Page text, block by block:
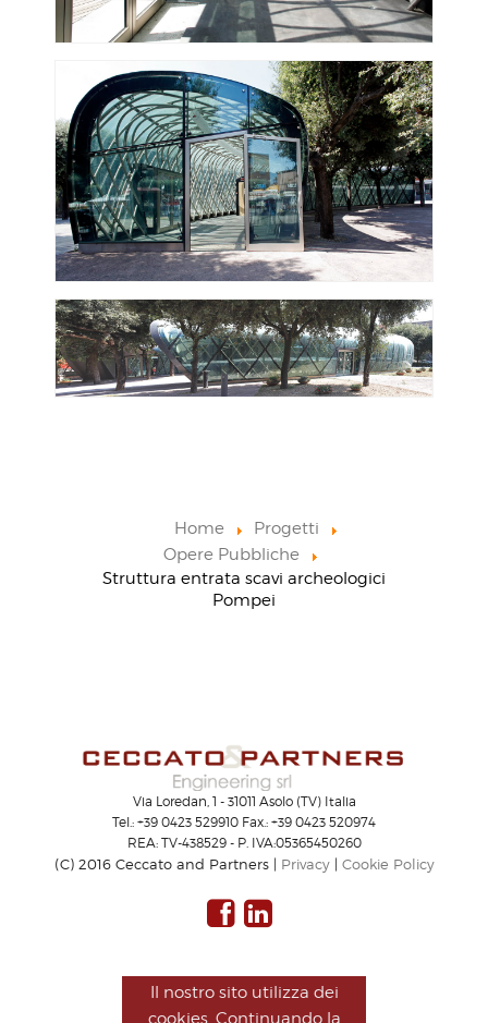
Home
Progetti
Opere Pubbliche
Struttura entrata scavi archeologici
Pompei
Via Loredan, 1 - 31011 Asolo (TV) Italia
Tel.: +39 0423 529910 Fax.: +39 0423 520974
REA: TV-438529 - P. IVA:05365450260
(C) 2016 Ceccato and Partners | Privacy| Cookie Policy
Il nostro sito utilizza dei
cookies. Continuando la